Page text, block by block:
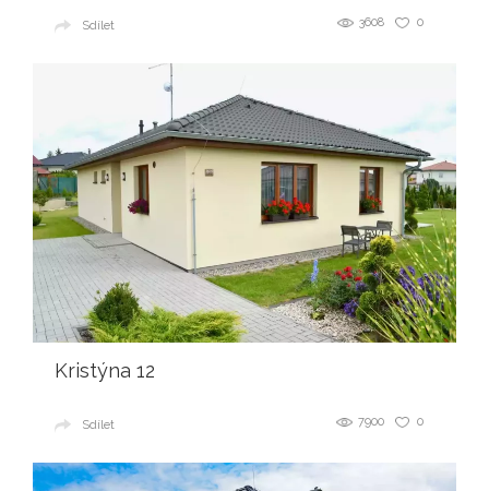
0
3608
Sdílet
Kristýna 12
0
7900
Sdílet